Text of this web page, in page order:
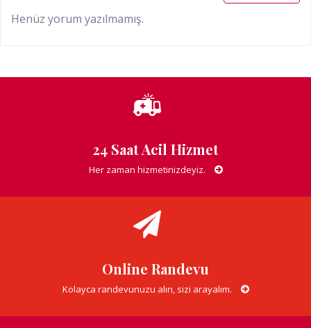
Henüz yorum yazılmamış.
24 Saat Acil Hizmet
Her zaman hizmetinizdeyiz.
Online Randevu
Kolayca randevunuzu alın, sizi arayalım.